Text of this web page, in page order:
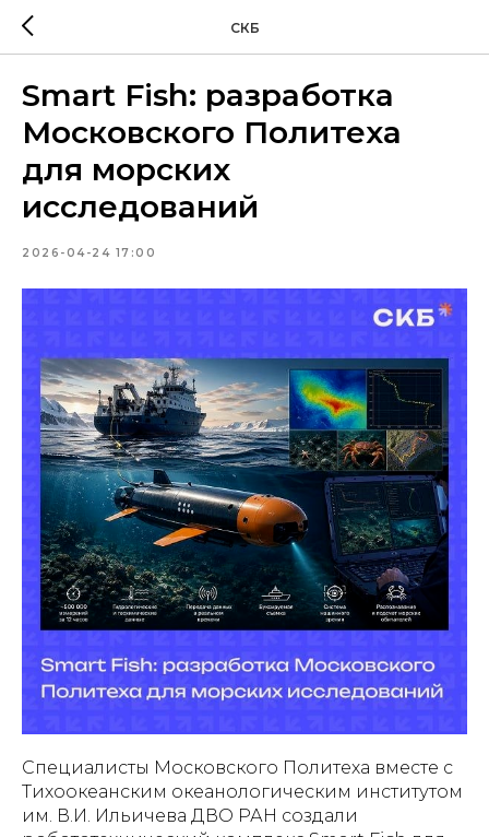
СКБ
Smart Fish: разработка
Московского Политеха
для морских
исследований
2026-04-24 17:00
Специалисты Московского Политеха вместе с
Тихоокеанским океанологическим институтом
им. В.И. Ильичева ДВО РАН создали